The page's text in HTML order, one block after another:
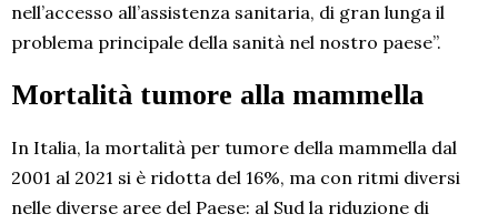
nell’accesso all’assistenza sanitaria, di gran lunga il
problema principale della sanità nel nostro paese”.
Mortalità tumore alla mammella
In Italia, la mortalità per tumore della mammella dal
2001 al 2021 si è ridotta del 16%, ma con ritmi diversi
nelle diverse aree del Paese: al Sud la riduzione di